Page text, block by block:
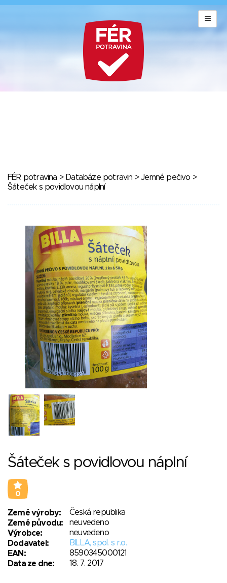
FÉR potravina > Databáze potravin >Jemné pečivo >
Šáteček s povidlovou náplní
Šáteček s povidlovou náplní
0
Země výroby:
Česká republika
Země původu:
neuvedeno
Výrobce:
neuvedeno
Dodavatel:
BILLA, spol. s r.o.
EAN:
8590345000121
Data ze dne:
18. 7. 2017